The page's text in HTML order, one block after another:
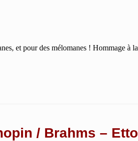
et pour des mélomanes ! Hommage à
/ Brahms –